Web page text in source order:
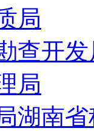
局
查开发
局
湖南